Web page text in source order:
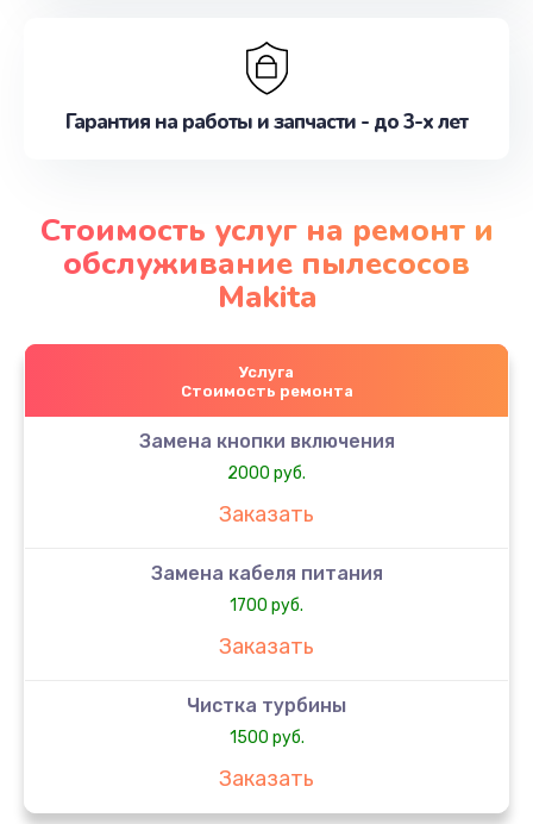
Гарантия на работы и запчасти - до 3-х лет
Стоимость услуг на ремонт и
обслуживание пылесосов
Makita
Услуга
Стоимость ремонта
Замена кнопки включения
2000 руб.
Заказать
Замена кабеля питания
1700 руб.
Заказать
Чистка турбины
1500 руб.
Заказать